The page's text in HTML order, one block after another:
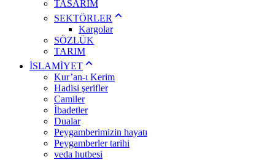
TASARIM
SEKTÖRLER
Kargolar
SÖZLÜK
TARIM
İSLAMİYET
Kur’an-ı Kerim
Hadisi şerifler
Camiler
İbadetler
Dualar
Peygamberimizin hayatı
Peygamberler tarihi
veda hutbesi